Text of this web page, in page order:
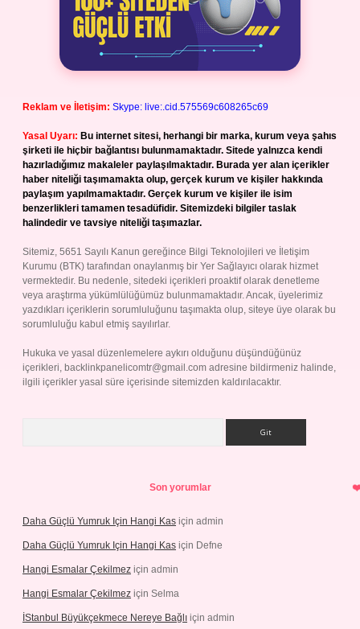
Reklam ve İletişim: Skype: live:.cid.575569c608265c69
Yasal Uyarı: Bu internet sitesi, herhangi bir marka, kurum veya şahıs
şirketi ile hiçbir bağlantısı bulunmamaktadır. Sitede yalnızca kendi
hazırladığımız makaleler paylaşılmaktadır. Burada yer alan içerikler
haber niteliği taşımamakta olup, gerçek kurum ve kişiler hakkında
paylaşım yapılmamaktadır. Gerçek kurum ve kişiler ile isim
benzerlikleri tamamen tesadüfidir. Sitemizdeki bilgiler taslak
halindedir ve tavsiye niteliği taşımazlar.
Sitemiz, 5651 Sayılı Kanun gereğince Bilgi Teknolojileri ve İletişim
Kurumu (BTK) tarafından onaylanmış bir Yer Sağlayıcı olarak hizmet
vermektedir. Bu nedenle, sitedeki içerikleri proaktif olarak denetleme
veya araştırma yükümlülüğümüz bulunmamaktadır. Ancak, üyelerimiz
yazdıkları içeriklerin sorumluluğunu taşımakta olup, siteye üye olarak bu
sorumluluğu kabul etmiş sayılırlar.
Hukuka ve yasal düzenlemelere aykırı olduğunu düşündüğünüz
içerikleri, backlinkpanelicomtr@gmail.com adresine bildirmeniz halinde,
ilgili içerikler yasal süre içerisinde sitemizden kaldırılacaktır.
Son yorumlar
Daha Güçlü Yumruk Için Hangi Kas için admin
Daha Güçlü Yumruk Için Hangi Kas için Defne
Hangi Esmalar Çekilmez için admin
Hangi Esmalar Çekilmez için Selma
İStanbul Büyükçekmece Nereye Bağlı için admin